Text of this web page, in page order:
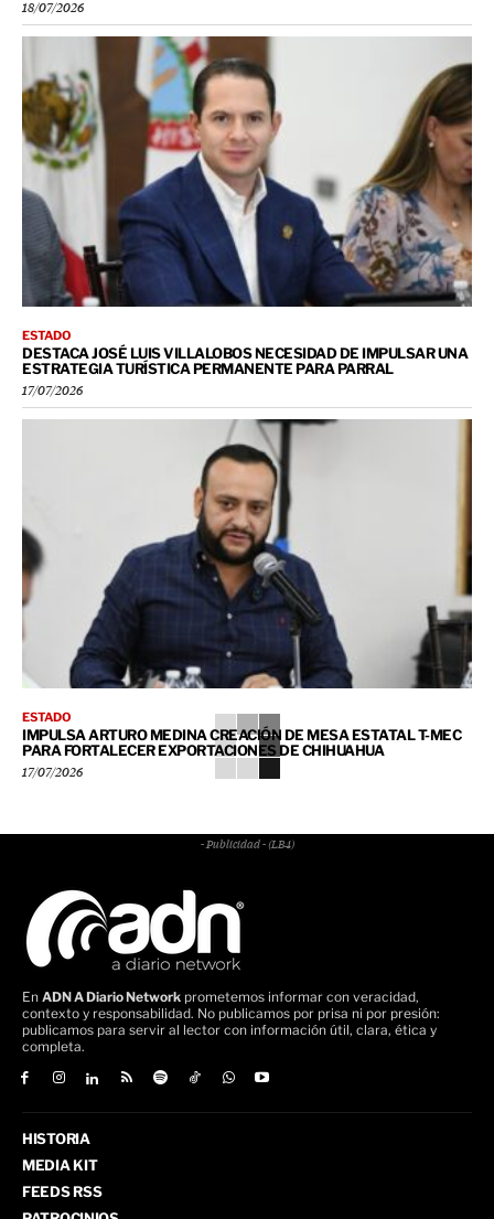
18/07/2026
ESTADO
DESTACA JOSÉ LUIS VILLALOBOS NECESIDAD DE IMPULSAR UNA
ESTRATEGIA TURÍSTICA PERMANENTE PARA PARRAL
17/07/2026
ESTADO
IMPULSA ARTURO MEDINA CREACIÓN DE MESA ESTATAL T-MEC
PARA FORTALECER EXPORTACIONES DE CHIHUAHUA
17/07/2026
- Publicidad - (LB4)
En ADN A Diario Network prometemos informar con veracidad,
contexto y responsabilidad. No publicamos por prisa ni por presión:
publicamos para servir al lector con información útil, clara, ética y
completa.
HISTORIA
MEDIA KIT
FEEDS RSS